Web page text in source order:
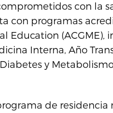
con la
con programas
Education (ACGME),
Interna, Año
y
de